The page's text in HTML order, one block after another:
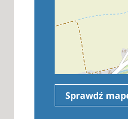
Sprawdź